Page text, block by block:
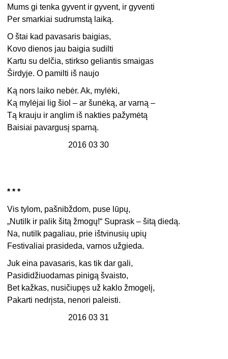
Mums gi tenka gyvent ir gyvent, ir gyventi
Per smarkiai sudrumstą laiką.
O štai kad pavasaris baigias,
Kovo dienos jau baigia sudilti
Kartu su delčia, stirkso geliantis smaigas
Širdyje. O pamilti iš naujo
Ką nors laiko nebėr. Ak, mylėki,
Ką mylėjai lig šiol – ar šunėką, ar varną –
Tą krauju ir anglim iš nakties pažymėtą
Baisiai pavargusį sparną.
2016 03 30
* * *
Vis tylom, pašnibždom, puse lūpų,
„Nutilk ir palik šitą žmogų!“ Suprask – šitą diedą.
Na, nutilk pagaliau, prie ištvinusių upių
Festivaliai prasideda, varnos užgieda.
Juk eina pavasaris, kas tik dar gali,
Pasididžiuodamas pinigą švaisto,
Bet kažkas, nusičiupęs už kaklo žmogelį,
Pakarti nedrįsta, nenori paleisti.
2016 03 31